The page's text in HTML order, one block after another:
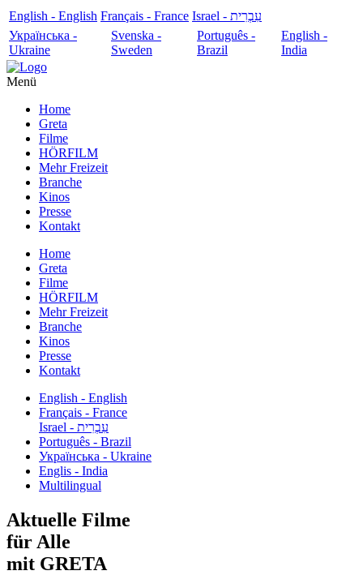
English - English Français - France
עִבְרִית - Israel
Українська -
Ukraine
Svenska -
Sweden
Português -
Brazil
English -
India
Menü
Home
Greta
Filme
HÖRFILM
Mehr Freizeit
Branche
Kinos
Presse
Kontakt
Home
Greta
Filme
HÖRFILM
Mehr Freizeit
Branche
Kinos
Presse
Kontakt
English - English
Français - France
עִבְרִית - Israel
Português - Brazil
Українська - Ukraine
Englis - India
Multilingual
Aktuelle Filme
für Alle
mit GRETA